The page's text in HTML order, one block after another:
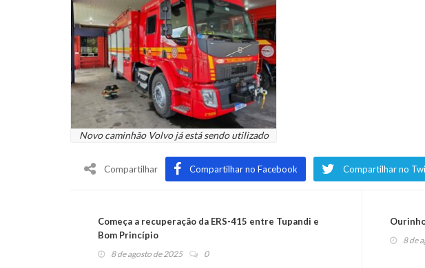
Novo caminhão Volvo já está sendo utilizado
Compartilhar Compartilhar no Facebook Compartilhar no
Começa a recuperação da ERS-415 entre Tupandi e
Bom Princípio
8 de agosto de 2025 0
8 de